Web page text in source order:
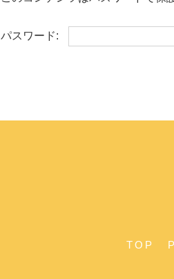
パスワード:
TOP